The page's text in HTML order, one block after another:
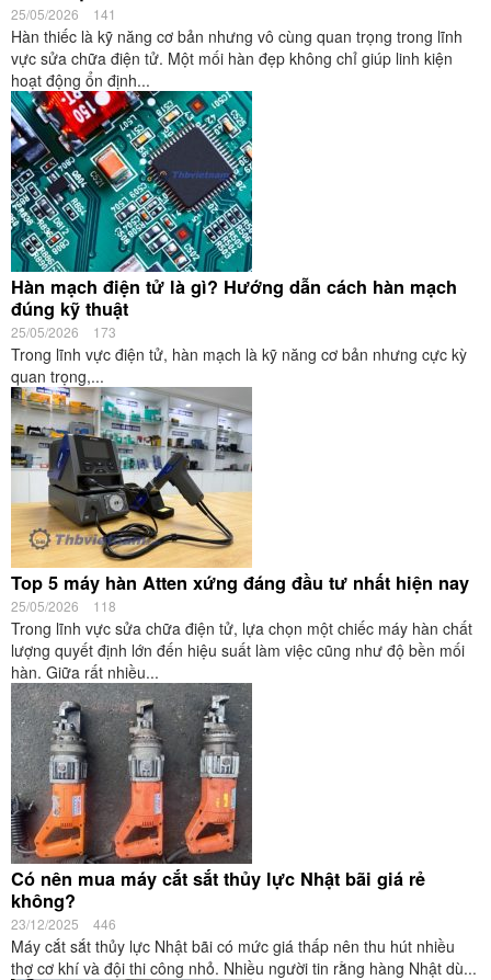
25/05/2026 141
Hàn thiếc là kỹ năng cơ bản nhưng vô cùng quan trọng trong lĩnh
vực sửa chữa điện tử. Một mối hàn đẹp không chỉ giúp linh kiện
hoạt động ổn định...
Hàn mạch điện tử là gì? Hướng dẫn cách hàn mạch
đúng kỹ thuật
25/05/2026 173
Trong lĩnh vực điện tử, hàn mạch là kỹ năng cơ bản nhưng cực kỳ
quan trọng,...
Top 5 máy hàn Atten xứng đáng đầu tư nhất hiện nay
25/05/2026 118
Trong lĩnh vực sửa chữa điện tử, lựa chọn một chiếc máy hàn chất
lượng quyết định lớn đến hiệu suất làm việc cũng như độ bền mối
hàn. Giữa rất nhiều...
Có nên mua máy cắt sắt thủy lực Nhật bãi giá rẻ
không?
23/12/2025 446
Máy cắt sắt thủy lực Nhật bãi có mức giá thấp nên thu hút nhiều
thợ cơ khí và đội thi công nhỏ. Nhiều người tin rằng hàng Nhật dù...